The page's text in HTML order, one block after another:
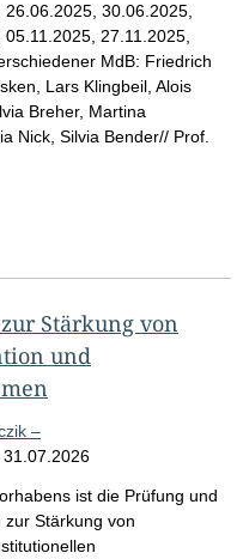
30.06.2025,
27.11.2025,
MdB: Friedrich
Lars Klingbeil, Alois
Breher, Martina
Nick, Silvia Bender// Prof.
Stärkung von
und
–
31.07.2026
ist die Prüfung und
zur Stärkung von